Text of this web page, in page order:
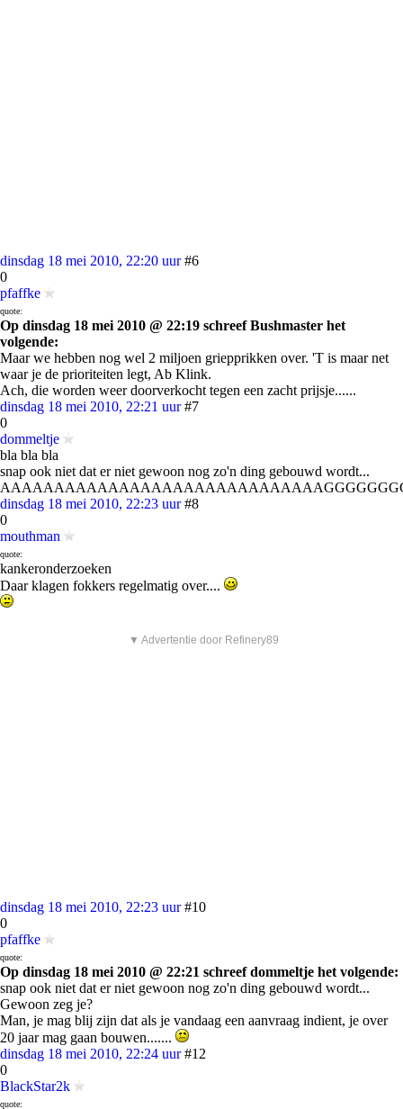
dinsdag 18 mei 2010, 22:20 uur #6
0
pfaffke
quote:
Op dinsdag 18 mei 2010 @ 22:19 schreef Bushmaster het
volgende:
Maar we hebben nog wel 2 miljoen griepprikken over. 'T is maar net
waar je de prioriteiten legt, Ab Klink.
Ach, die worden weer doorverkocht tegen een zacht prijsje......
dinsdag 18 mei 2010, 22:21 uur #7
0
dommeltje
bla bla bla
snap ook niet dat er niet gewoon nog zo'n ding gebouwd wordt...
dinsdag 18 mei 2010, 22:23 uur #8
0
mouthman
quote:
kankeronderzoeken
Daar klagen fokkers regelmatig over....
▼ Advertentie door Refinery89
dinsdag 18 mei 2010, 22:23 uur #10
0
pfaffke
quote:
Op dinsdag 18 mei 2010 @ 22:21 schreef dommeltje het volgende:
snap ook niet dat er niet gewoon nog zo'n ding gebouwd wordt...
Gewoon zeg je?
Man, je mag blij zijn dat als je vandaag een aanvraag indient, je over
20 jaar mag gaan bouwen.......
dinsdag 18 mei 2010, 22:24 uur #12
0
BlackStar2k
quote: